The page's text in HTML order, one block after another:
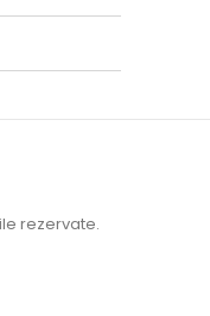
rezervate.